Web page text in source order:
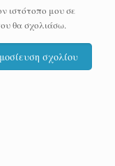
ιστότοπο μου σε
θα σχολιάσω.